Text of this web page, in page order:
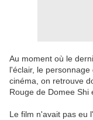
Au moment où le
l'éclair, le
cinéma, on retrouve
Rouge de Domee Shi
Le film n'avait pas eu